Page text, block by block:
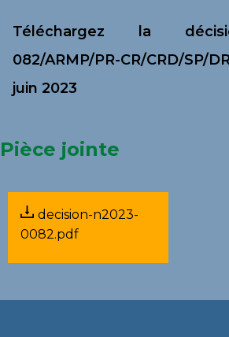
Téléchargez la
082/ARMP/PR-CR/CRD/SP/
juin 2023
Pièce jointe
decision-n2023-
0082.pdf